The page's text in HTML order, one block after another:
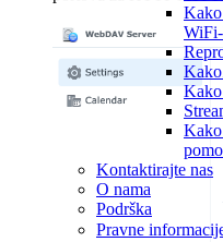
Kako
Kako
Kontaktirajte nas
O nama
Podrška
Pravne